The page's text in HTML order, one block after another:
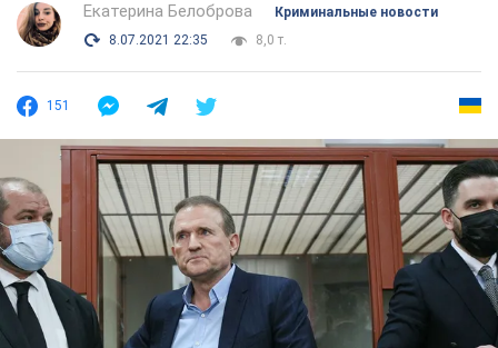
Екатерина Белоброва
Криминальные новости
8.07.2021 22:35
8,0 т.
151